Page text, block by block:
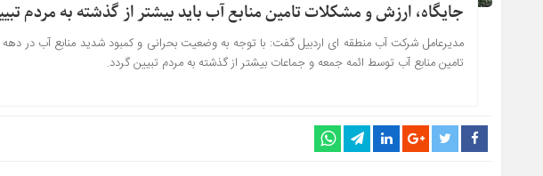
جایگاه، ارزش و مشکلات تامین منابع آب باید بیشتر از گذشته به مردم
مدیرعامل شرکت آب منطقه ای اردبیل گفت: با توجه به وضعیت بحرانی و کمبود شدید منابع آب در
تامین منابع آب توسط ائمه جمعه و جماعات بیشتر از گذشته به مردم تبیین گردد.